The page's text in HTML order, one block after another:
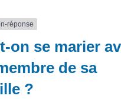
réponse
on se marier
de sa
?